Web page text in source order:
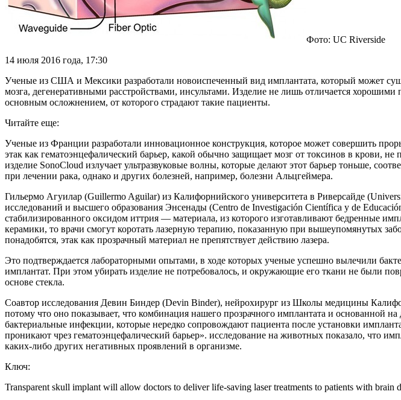
Фото: UC Riverside
14 июля 2016 года, 17:30
Ученые из США и Мексики разработали новоиспеченный вид имплантата, который может
мозга, дегенеративными расстройствами, инсультами. Изделие не лишь отличается хорошими
основным осложнением, от которого страдают такие пациенты.
Читайте еще:
Ученые из Франции разработали инновационное конструкция, которое может совершить
этак как гематоэнцефалический барьер, какой обычно защищает мозг от токсинов в крови,
изделие SonoCloud излучает ультразвуковые волны, которые делают этот барьер тоньше,
при лечении рака, однако и других болезней, например, болезни Альцгеймера.
Гильермо Агуилар (Guillermo Aguilar) из Калифорнийского университета в Риверсайде
исследований и высшего образования Энсенады (Centro de Investigación Científica y de
стабилизированного оксидом иттрия — материала, из которого изготавливают бедренные
керамики, то врачи смогут коротать лазерную терапию, показанную при вышеупомянутых
понадобятся, этак как прозрачный материал не препятствует действию лазера.
Это подтверждается лабораторными опытами, в ходе которых ученые успешно вылечили
имплантат. При этом убирать изделие не потребовалось, и окружающие его ткани не были
основе стекла.
Соавтор исследования Девин Биндер (Devin Binder), нейрохирург из Школы медицины
потому что оно показывает, что комбинация нашего прозрачного имплантата и основанной
бактериальные инфекции, которые нередко сопровождают пациента после установки
проникают чрез гематоэнцефалический барьер». исследование на животных показало, что
каких-либо других негативных проявлений в организме.
Ключ:
Transparent skull implant will allow doctors to deliver life-saving laser treatments to patients with brain